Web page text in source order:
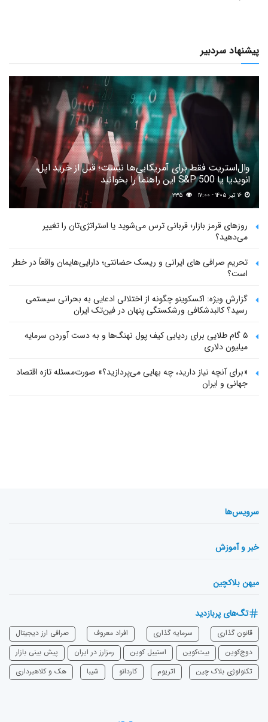
پیشنهاد سردبیر
وال‌استریت فقط برای آمریکایی‌ها نیست؛ قبل از خرید اپل،
انویدیا یا S&P 500 این راهنما را بخوانید
۲۳۵
روزهای قرمز بازار؛ قربانی ترس می‌شوید یا استراتژی‌تان را تغییر
می‌دهید؟
تحریم صرافی های ایرانی و ریسک حضانتی؛ دارایی‌هایمان واقعاً در خطر
است؟
گزارش ویژه: اکسکوینو چگونه از اختلالی ادعایی به بحرانی سیستمی
رسید؟ کالبدشکافی ورشکستگی پنهان در فین‌تک ایران
۵ گام طلایی برای ردیابی کیف پول‌ نهنگ‌ها و به دست آوردن سرمایه
میلیون دلاری
«برای آنچه نیاز دارید، چه بهایی می‌پردازید؟» صورت‌مسئله تازه اقتصاد
جهانی و ایران
سرویس‌ها
خبر و آموزش
میهن بلاکچین
تگ‌های پربازدید
قانون گذاری سرمایه‌ گذاری افراد معروف
صرافی ارز دیجیتال
دوج‌کوین
بیت‌کوین استیبل کوین رمزارز در ایران
پیش بینی بازار
تکنولوژی بلاک چین
اتریوم ‌کاردانو شیبا هک و کلاهبرداری